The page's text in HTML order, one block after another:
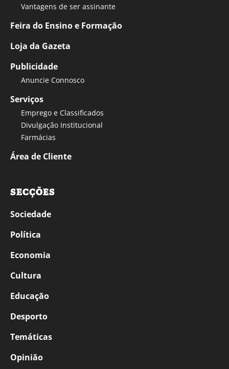
Vantagens de ser assinante
Feira do Ensino e Formação
Loja da Gazeta
Publicidade
Anuncie Connosco
Serviços
Emprego e Classificados
Divulgação Institucional
Farmácias
Área de Cliente
SECÇÕES
Sociedade
Política
Economia
Cultura
Educação
Desporto
Temáticas
Opinião